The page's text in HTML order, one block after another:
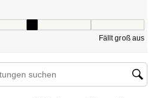
Fällt groß aus
Suchregion